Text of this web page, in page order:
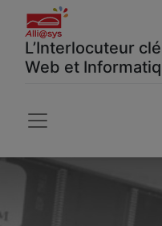
L’Interlocuteur
Web et